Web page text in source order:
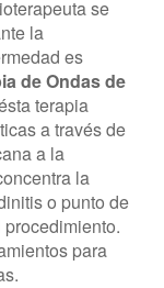
se
la
es
de Ondas de
terapia
a través de
a la
la
o punto de
para